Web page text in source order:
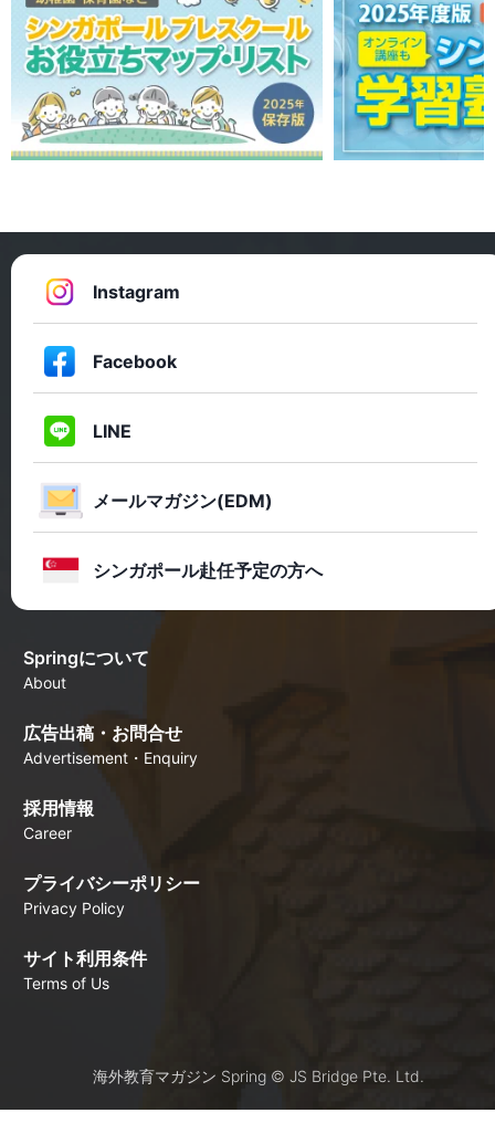
Instagram
Facebook
LINE
メールマガジン(EDM)
シンガポール赴任予定の方へ
Springについて
About
広告出稿・お問合せ
Advertisement・Enquiry
採用情報
Career
プライバシーポリシー
Privacy Policy
サイト利用条件
Terms of Us
海外教育マガジン Spring © JS Bridge Pte. Ltd.